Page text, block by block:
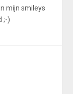
mijn smileys
;-)